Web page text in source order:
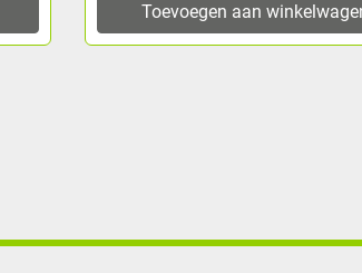
Toevoegen aan winkelwagen